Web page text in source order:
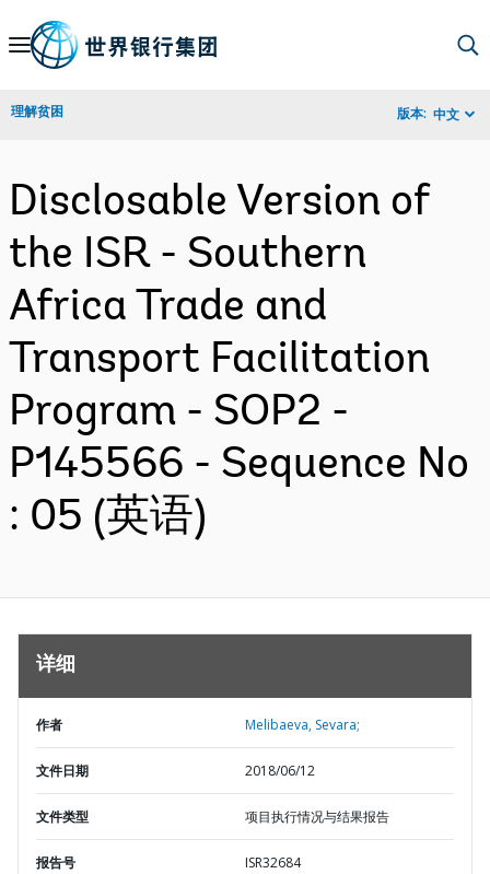
Skip
Navigation
理解贫困 版本: 中文
Disclosable Version of
the ISR - Southern
Africa Trade and
Transport Facilitation
Program - SOP2 -
P145566 - Sequence No
: 05 (英语)
详细
作者 Melibaeva, Sevara;
文件日期 2018/06/12
文件类型 项目执行情况与结果报告
报告号 ISR32684